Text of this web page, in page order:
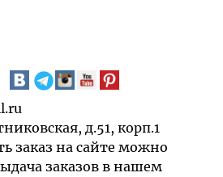
д.51, корп.1
заказ на сайте можно
заказов в нашем